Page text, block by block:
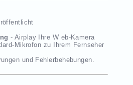
- Airplay Ihre W eb-Kamera
Mikrofon zu Ihrem Fernseher
und Fehlerbehebungen.